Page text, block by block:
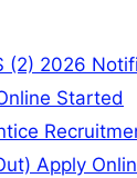
(2) 2026
Started
Apply